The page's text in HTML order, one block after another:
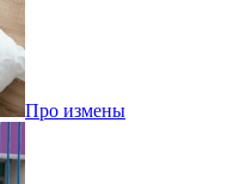
Про измены